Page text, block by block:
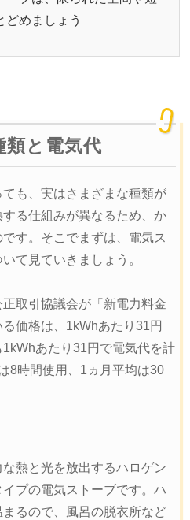
どめましょう
類と電気代
も、実はさまざまな種類が
る仕組みが異なるため、か
す。そこでまずは、電気ス
て見ていきましょう。
取引協議会が「新電力料金
価格は、1kWhあたり31円
1kWhあたり31円で電気代を計
8時間使用、1ヵ月平均は30
熱と光を放出するハロゲン
プの電気ストーブです。ハ
るので、風呂の脱衣所など